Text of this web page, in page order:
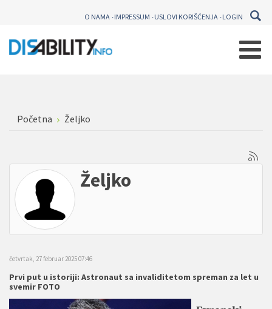
O NAMA IMPRESSUM USLOVI KORIŠĆENJA LOGIN
Početna Željko
Željko
četvrtak, 27 februar 2025 07:46
Prvi put u istoriji: Astronaut sa invaliditetom spreman za let u
svemir FOTO